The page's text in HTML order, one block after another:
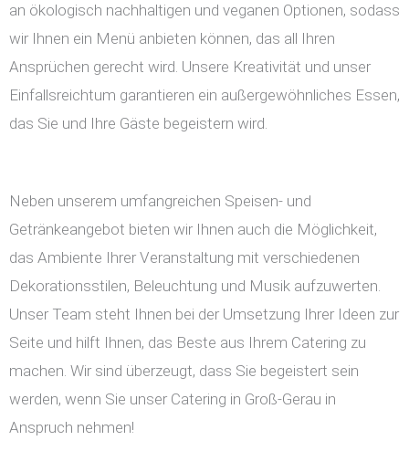
an ökologisch nachhaltigen und veganen Optionen, sodass
wir Ihnen ein Menü anbieten können, das all Ihren
Ansprüchen gerecht wird. Unsere Kreativität und unser
Einfallsreichtum garantieren ein außergewöhnliches Essen,
das Sie und Ihre Gäste begeistern wird.
Neben unserem umfangreichen Speisen- und
Getränkeangebot bieten wir Ihnen auch die Möglichkeit,
das Ambiente Ihrer Veranstaltung mit verschiedenen
Dekorationsstilen, Beleuchtung und Musik aufzuwerten.
Unser Team steht Ihnen bei der Umsetzung Ihrer Ideen zur
Seite und hilft Ihnen, das Beste aus Ihrem Catering zu
machen. Wir sind überzeugt, dass Sie begeistert sein
werden, wenn Sie unser Catering in Groß-Gerau in
Anspruch nehmen!